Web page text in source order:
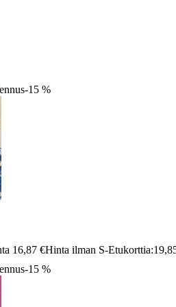
-15 %
16,87 €Hinta ilman S-Etukorttia:
-15 %